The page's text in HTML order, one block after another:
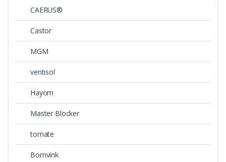
CAERUS®
Castor
MGM
ventisol
Hayom
Master Blocker
tomate
Bomvink